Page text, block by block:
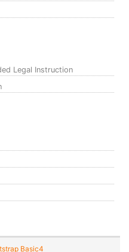
Legal Instruction
Basic4